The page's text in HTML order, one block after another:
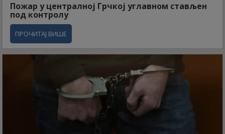
Пожар у централној Грчкој углавном стављен
под контролу
ПРОЧИТАЈ ВИШЕ